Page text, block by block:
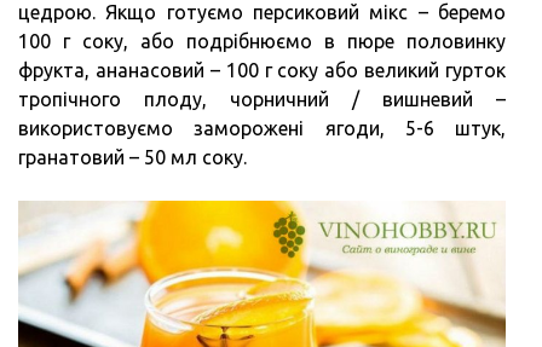
цедрою. Якщо готуємо персиковий мікс – беремо
100 г соку, або подрібнюємо в пюре половинку
фрукта, ананасовий – 100 г соку або великий гурток
тропічного плоду, чорничний / вишневий –
використовуємо заморожені ягоди, 5-6 штук,
гранатовий – 50 мл соку.